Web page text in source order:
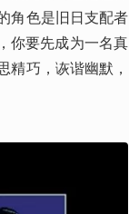
角色是旧日支配者
你要先成为一名真
巧，诙谐幽默，